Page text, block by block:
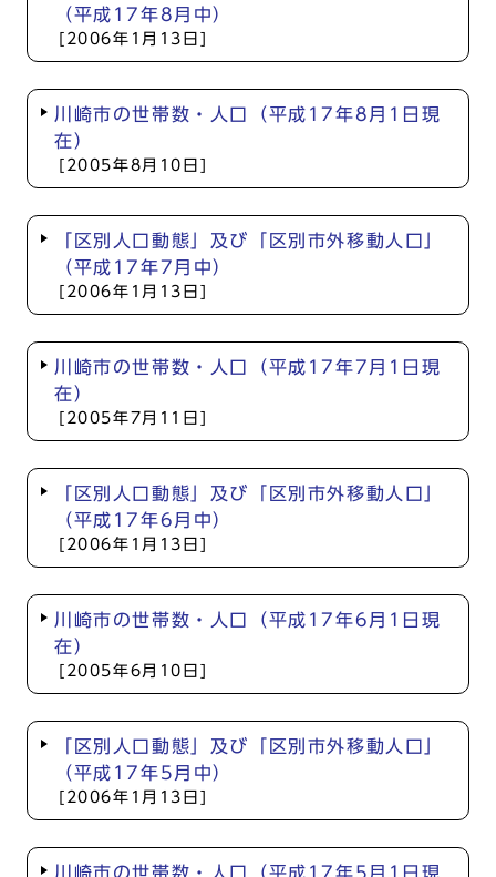
（平成17年8月中）
[2006年1月13日]
川崎市の世帯数・人口（平成17年8月1日現
在）
[2005年8月10日]
「区別人口動態」及び「区別市外移動人口」
（平成17年7月中）
[2006年1月13日]
川崎市の世帯数・人口（平成17年7月1日現
在）
[2005年7月11日]
「区別人口動態」及び「区別市外移動人口」
（平成17年6月中）
[2006年1月13日]
川崎市の世帯数・人口（平成17年6月1日現
在）
[2005年6月10日]
「区別人口動態」及び「区別市外移動人口」
（平成17年5月中）
[2006年1月13日]
川崎市の世帯数・人口（平成17年5月1日現